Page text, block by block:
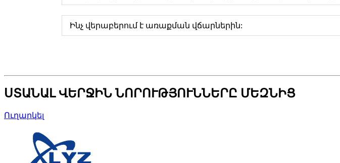
Ինչ վերաբերում է առաքման վճարներին:
ՍՏԱՆԱԼ ՎԵՐՋԻՆ ՆՈՐՈՒԹՅՈՒՆՆԵՐԸ ՄԵԶՆԻՑ
Ուղարկել